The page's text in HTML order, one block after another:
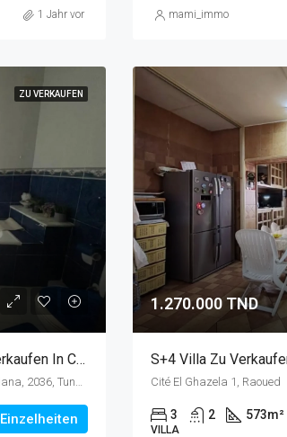
1 Jahr vor mami_immo
ZU VERKAUFEN
Villa Mit Mehreren Wohnungen Zu Verkaufen In Chotrana 3, La Soukra
Einzelheiten
1.270.000 TND
Cité El Ghazela 1, Raoued
3 2 573m²
VILLA